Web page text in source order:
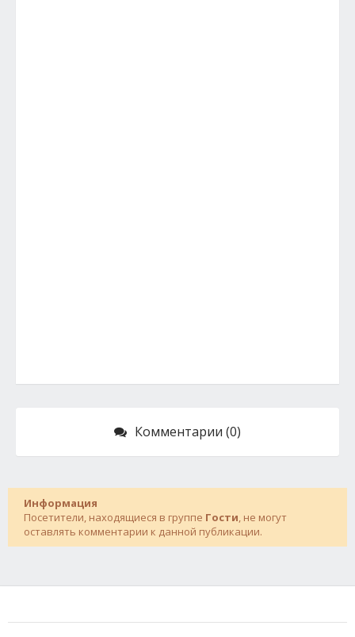
Комментарии (0)
Информация
Посетители, находящиеся в группе Гости, не могут
оставлять комментарии к данной публикации.